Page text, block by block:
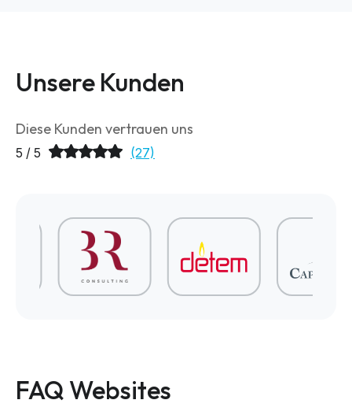
Unsere Kunden
Diese Kunden vertrauen uns
5 / 5 (27)
FAQ Websites